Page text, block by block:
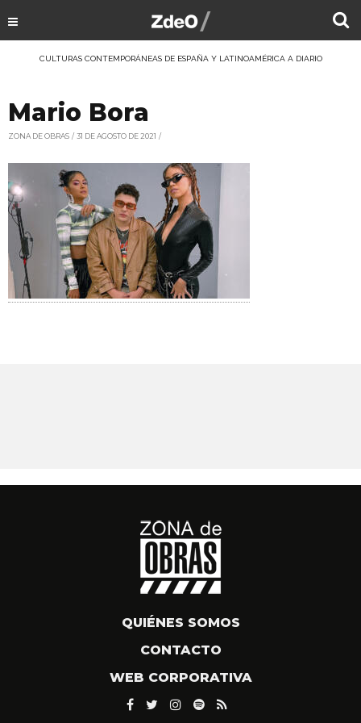
CULTURAS CONTEMPORÁNEAS DE ESPAÑA Y LATINOAMÉRICA A DIARIO
Mario Bora
ZONA DE OBRAS 31 DE AGOSTO DE 2021
QUIÉNES SOMOS
CONTACTO
WEB CORPORATIVA